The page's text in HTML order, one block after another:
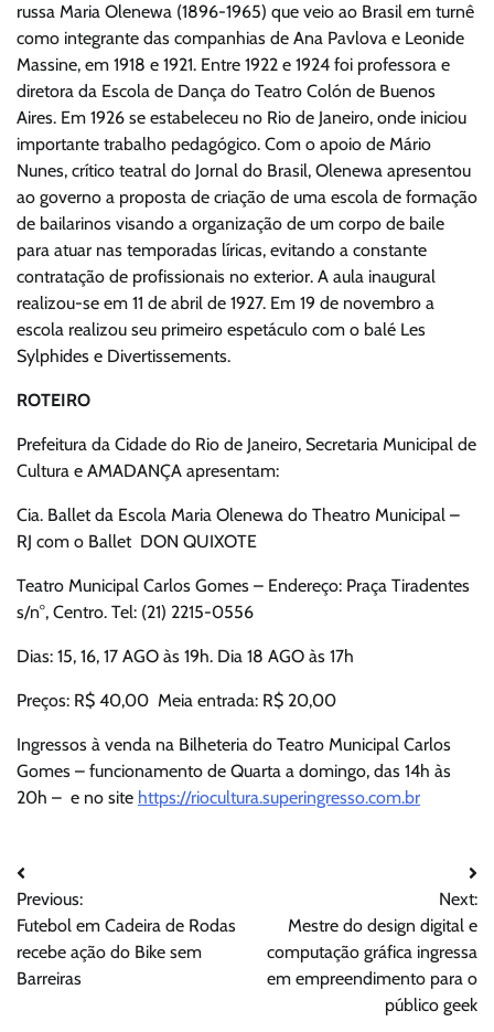
russa Maria Olenewa (1896-1965) que veio ao Brasil em turnê
como integrante das companhias de Ana Pavlova e Leonide
Massine, em 1918 e 1921. Entre 1922 e 1924 foi professora e
diretora da Escola de Dança do Teatro Colón de Buenos
Aires. Em 1926 se estabeleceu no Rio de Janeiro, onde iniciou
importante trabalho pedagógico. Com o apoio de Mário
Nunes, crítico teatral do Jornal do Brasil, Olenewa apresentou
ao governo a proposta de criação de uma escola de formação
de bailarinos visando a organização de um corpo de baile
para atuar nas temporadas líricas, evitando a constante
contratação de profissionais no exterior. A aula inaugural
realizou-se em 11 de abril de 1927. Em 19 de novembro a
escola realizou seu primeiro espetáculo com o balé Les
Sylphides e Divertissements.
ROTEIRO
Prefeitura da Cidade do Rio de Janeiro, Secretaria Municipal de
Cultura e AMADANÇA apresentam:
Cia. Ballet da Escola Maria Olenewa do Theatro Municipal –
RJ com o Ballet DON QUIXOTE
Teatro Municipal Carlos Gomes – Endereço: Praça Tiradentes
s/n°, Centro. Tel: (21) 2215-0556
Dias: 15, 16, 17 AGO às 19h. Dia 18 AGO às 17h
Preços: R$ 40,00 Meia entrada: R$ 20,00
Ingressos à venda na Bilheteria do Teatro Municipal Carlos
Gomes – funcionamento de Quarta a domingo, das 14h às
20h – e no site https://riocultura.superingresso.com.br
Navegação
de
Post
Previous:
Futebol em Cadeira de Rodas
recebe ação do Bike sem
Barreiras
Next:
Mestre do design digital e
computação gráfica ingressa
em empreendimento para o
público geek